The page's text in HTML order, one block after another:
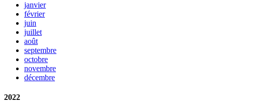
janvier
février
juin
juillet
août
septembre
octobre
novembre
décembre
2022